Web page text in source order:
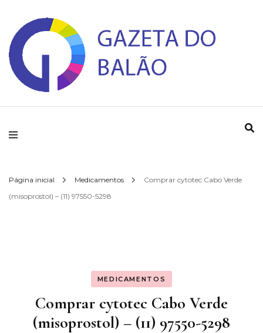
Gazeta do Balao
Página inicial Medicamentos
Comprar cytotec Cabo Verde
(misoprostol) – (11) 97550-5298
MEDICAMENTOS
Comprar cytotec Cabo Verde
(misoprostol) – (11) 97550-5298